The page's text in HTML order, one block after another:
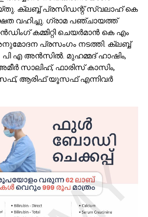
ക്ലബ്ബ് പ്രസിഡന്റ് സ്വലാഹ് കെ
വഹിച്ചു. ഗ്രാമ പഞ്ചായത്ത്
കമ്മിറ്റി ചെയർമാൻ കെ എം
പ്രസംഗം നടത്തി. ക്ലബ്ബ്
പി എ അൻസിൽ. മുഹമ്മദ് ഹാഷിം,
സാലിഹ്, ഫാരിസ് കാസിം,
ആരിഫ് യൂസഫ് എന്നിവർ